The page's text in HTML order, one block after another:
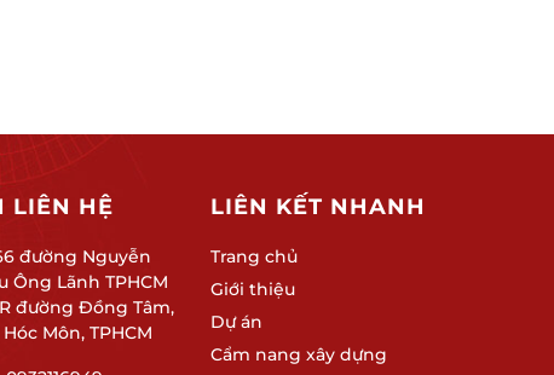
LIÊN HỆ
đường Nguyễn
Ông Lãnh TPHCM
đường Đồng Tâm,
Môn, TPHCM
LIÊN KẾT NHANH
Trang chủ
Giới thiệu
Dự án
Cẩm nang xây dựng